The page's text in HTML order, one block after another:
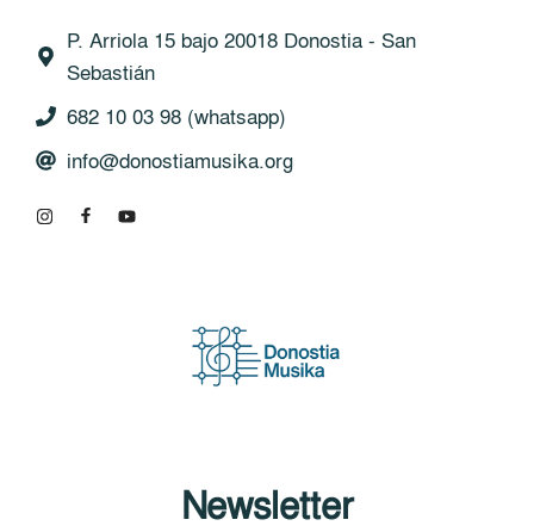
P. Arriola 15 bajo 20018 Donostia - San
Sebastián
682 10 03 98 (whatsapp)
info@donostiamusika.org
Newsletter